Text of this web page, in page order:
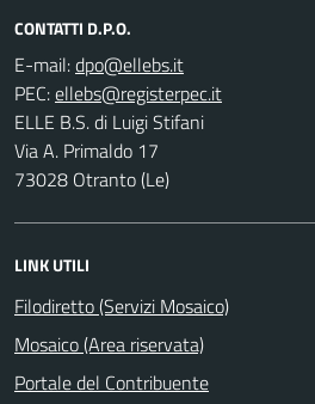
CONTATTI D.P.O.
E-mail:
PEC:
ELLE B.S. di Luigi Stifani
Via A. Primaldo 17
73028 Otranto (Le)
LINK UTILI
Filodiretto (Servizi Mosaico)
Mosaico (Area riservata)
Portale del Contribuente